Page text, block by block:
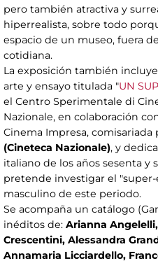
pero también atractiva y
hiperrealista, sobre todo
espacio de un museo, fuera
cotidiana.
La exposición también
arte y ensayo titulada "UN
el Centro Sperimentale di
Nazionale, en colaboración
Cinema Impresa, comisariada
(Cineteca Nazionale), y
italiano de los años sesenta y
pretende investigar el
masculino de este periodo.
Se acompaña un catálogo
inéditos de: Arianna
Crescentini, Alessandra
Annamaria Licciardello,